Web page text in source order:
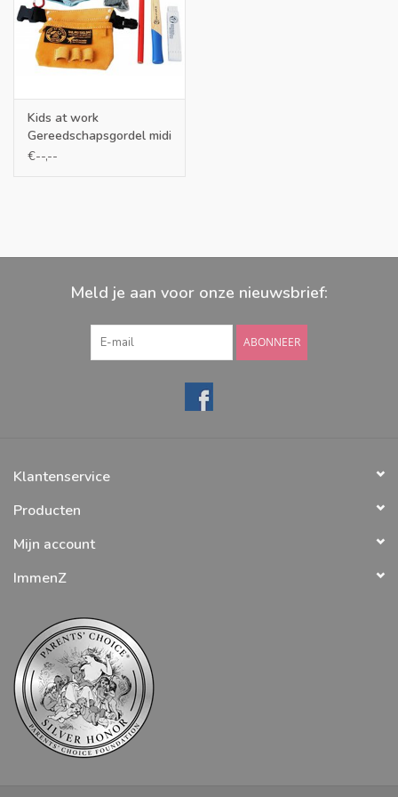
Kids at work
Gereedschapsgordel midi
set
€--,--
Meld je aan voor onze nieuwsbrief:
ABONNEER
Klantenservice
Producten
Mijn account
ImmenZ